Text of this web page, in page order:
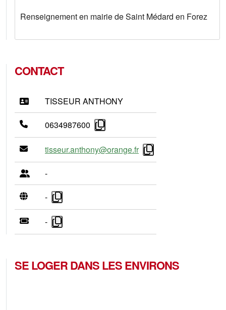
Renseignement en mairie de Saint Médard en Forez
CONTACT
TISSEUR ANTHONY
0634987600
tisseur.anthony@orange.fr
-
-
-
SE LOGER DANS LES ENVIRONS